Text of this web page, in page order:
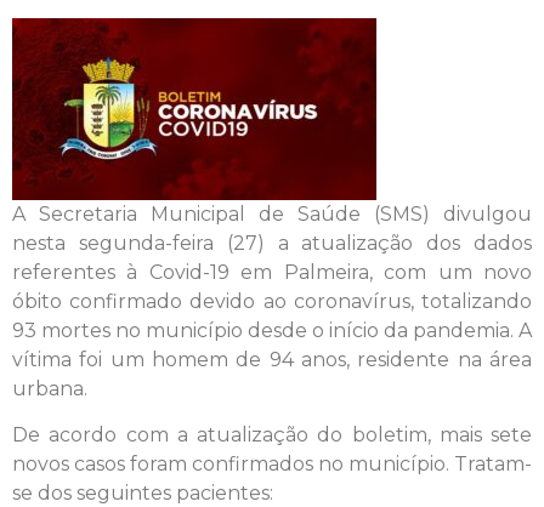
A Secretaria Municipal de Saúde (SMS) divulgou
nesta segunda-feira (27) a atualização dos dados
referentes à Covid-19 em Palmeira, com um novo
óbito confirmado devido ao coronavírus, totalizando
93 mortes no município desde o início da pandemia. A
vítima foi um homem de 94 anos, residente na área
urbana.
De acordo com a atualização do boletim, mais sete
novos casos foram confirmados no município. Tratam-
se dos seguintes pacientes: